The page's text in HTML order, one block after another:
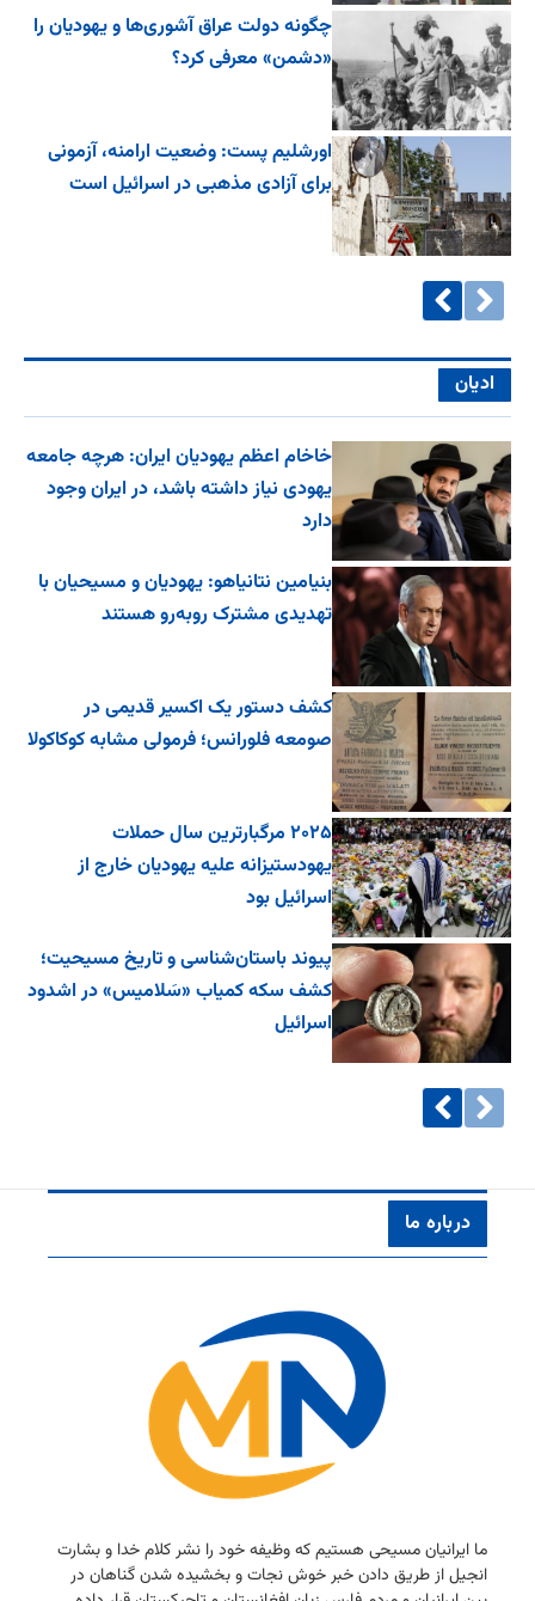
چگونه دولت عراق آشوری‌ها و یهودیان را
«دشمن» معرفی کرد؟
اورشلیم پست: وضعیت ارامنه، آزمونی
برای آزادی مذهبی در اسرائیل است
ادیان
خاخام اعظم یهودیان ایران: هرچه جامعه
یهودی نیاز داشته باشد، در ایران وجود
دارد
بنیامین نتانیاهو: یهودیان و مسیحیان با
تهدیدی مشترک روبه‌رو هستند
کشف دستور یک اکسیر قدیمی در
صومعه فلورانس؛ فرمولی مشابه کوکاکولا
۲۰۲۵ مرگبارترین سال حملات
یهودستیزانه علیه یهودیان خارج از
اسرائیل بود
پیوند باستان‌شناسی و تاریخ مسیحیت؛
کشف سکه کمیاب «سَلامیس» در اشدود
اسرائیل
درباره ما
ما ایرانیان مسیحی هستیم كه وظیفه خود را نشر كلام خدا و بشارت
انجیل از طریق دادن خبر خوش نجات و بخشیده شدن گناهان در